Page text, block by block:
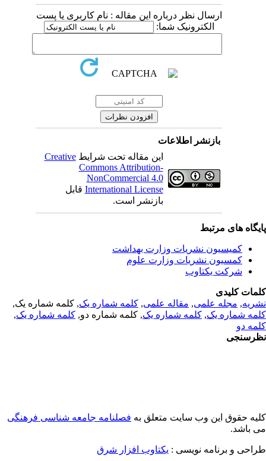
ارسال نظر درباره این مقاله : نام کاربری یا پست
الکترونیک شما:
بازنشر اطلاعات
این مقاله تحت شرایطCreative
Commons Attribution-
NonCommercial 4.0
International Licenseقابل
بازنشر است.
های مرتبط
کمیسیون نشریات وزارت بهداشت
کمسیون نشریات وزارت علوم
شرکت یکتاوب
کلیدی
,مجله علمی, مقاله علمی, کلمه شماره یک, کلمه شماره یک,
شماره یک,کلمه شماره یک, کلمه شماره دو,کلمه شماره یک,
دو
حقوق این وب سایت متعلق بهفصلنامه جامعه شناسی فرهنگی
باشد.
و برنامه نویسی : یکتاوب افزار شرق